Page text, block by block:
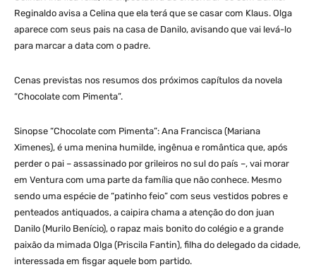
Reginaldo avisa a Celina que ela terá que se casar com Klaus. Olga
aparece com seus pais na casa de Danilo, avisando que vai levá-lo
para marcar a data com o padre.
Cenas previstas nos resumos dos próximos capítulos da novela
“Chocolate com Pimenta”.
Sinopse “Chocolate com Pimenta”: Ana Francisca (Mariana
Ximenes), é uma menina humilde, ingênua e romântica que, após
perder o pai – assassinado por grileiros no sul do país –, vai morar
em Ventura com uma parte da família que não conhece. Mesmo
sendo uma espécie de “patinho feio” com seus vestidos pobres e
penteados antiquados, a caipira chama a atenção do don juan
Danilo (Murilo Benício), o rapaz mais bonito do colégio e a grande
paixão da mimada Olga (Priscila Fantin), filha do delegado da cidade,
interessada em fisgar aquele bom partido.